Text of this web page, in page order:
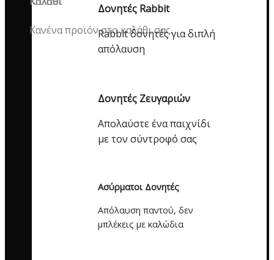
Κανένα προϊόν στο καλάθι σας.
Δονητές Rabbit
Rabbit δονητές για διπλή
απόλαυση
Δονητές Ζευγαριών
Απολαύστε ένα παιχνίδι
με τον σύντροφό σας
Ασύρματοι Δονητές
Απόλαυση παντού, δεν
μπλέκεις με καλώδια